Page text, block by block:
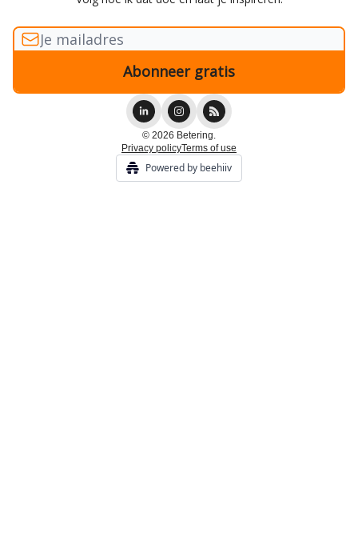
© 2026 Betering.
Privacy policyTerms of use
Powered by beehiiv